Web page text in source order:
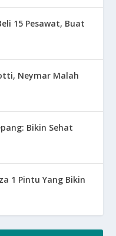
15 Pesawat, Buat
Neymar Malah
Bikin Sehat
1 Pintu Yang Bikin